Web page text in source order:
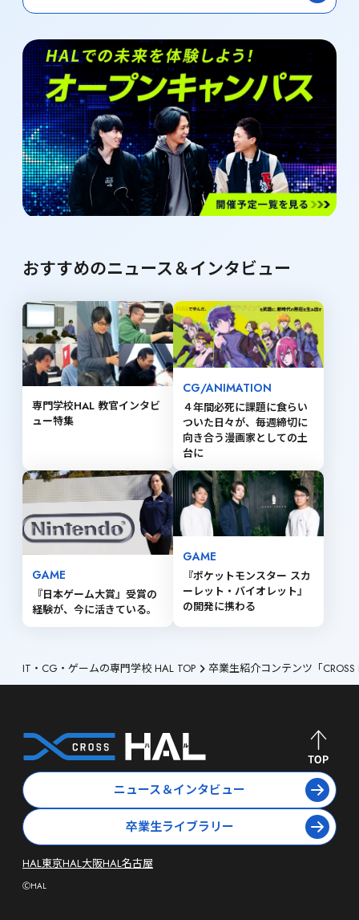
おすすめのニュース＆インタビュー
専門学校HAL 教官インタビ
ュー特集
CG/ANIMATION
４年間必死に課題に食らい
ついた日々が、毎週締切に
向き合う漫画家としての土
台に
GAME
『日本ゲーム大賞』受賞の
経験が、今に活きている。
GAME
『ポケットモンスター スカ
ーレット・バイオレット』
の開発に携わる
IT・CG・ゲームの専門学校 HAL TOP 卒業生紹介コンテンツ「CROSS
ニュース＆インタビュー
卒業生ライブラリー
HAL東京HAL大阪HAL名古屋
ⒸHAL